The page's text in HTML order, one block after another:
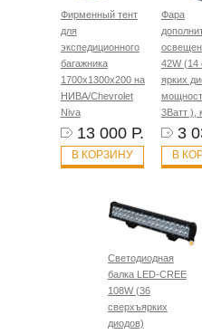
Фирменный тент
для
экспедиционного
багажника
1700х1300х200 на
НИВА/Chevrolet
Niva
13 000 Р.
В КОРЗИНУ
Фара
42W (14
ярких
3Ватт ),
3
В
Светодиодная
балка LED-CREE
108W (36
сверхъярких
диодов)